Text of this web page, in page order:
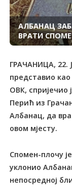
АЛБАНАЦ
ВРАТИ
ГРАЧАНИЦА, 22.
представио
ОВК, спријечио
Перић из
Албанац, да
овом мјесту.
Спомен-плочу
уклонио
непосредној